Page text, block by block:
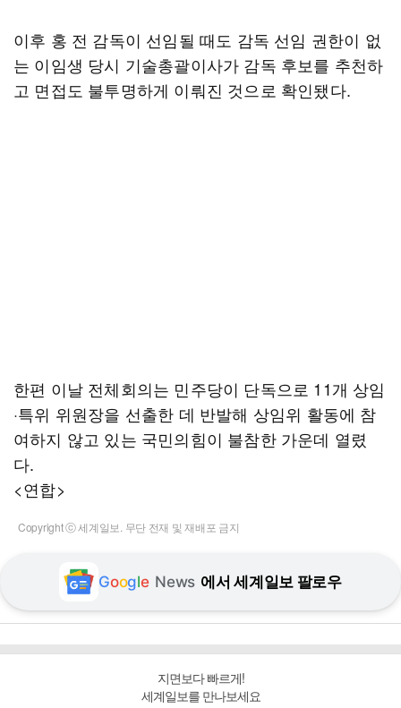
이후 홍 전 감독이 선임될 때도 감독 선임 권한이 없
는 이임생 당시 기술총괄이사가 감독 후보를 추천하
고 면접도 불투명하게 이뤄진 것으로 확인됐다.
한편 이날 전체회의는 민주당이 단독으로 11개 상임
·특위 위원장을 선출한 데 반발해 상임위 활동에 참
여하지 않고 있는 국민의힘이 불참한 가운데 열렸
다.
<연합>
Copyright ⓒ 세계일보. 무단 전재 및 재배포 금지
Google News 에서 세계일보 팔로우
지면보다 빠르게!
세계일보를 만나보세요